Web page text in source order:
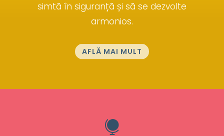
simtă în siguranță și să se dezvolte
armonios.
AFLĂ MAI MULT
